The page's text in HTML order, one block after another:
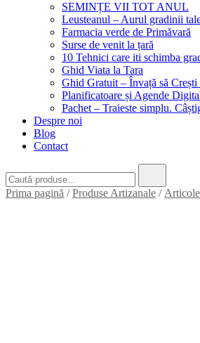
SEMINȚE VII TOT ANUL
Leusteanul – Aurul gradinii
Farmacia verde de Primăvară
Surse de venit la țară
10 Tehnici care iti schimba
Ghid Viata la Tara
Ghid Gratuit – Învață să Crești
Planificatoare și Agende
Pachet – Traieste simplu.
Despre noi
Blog
Contact
după:
Prima pagină /Produse Artizanale /